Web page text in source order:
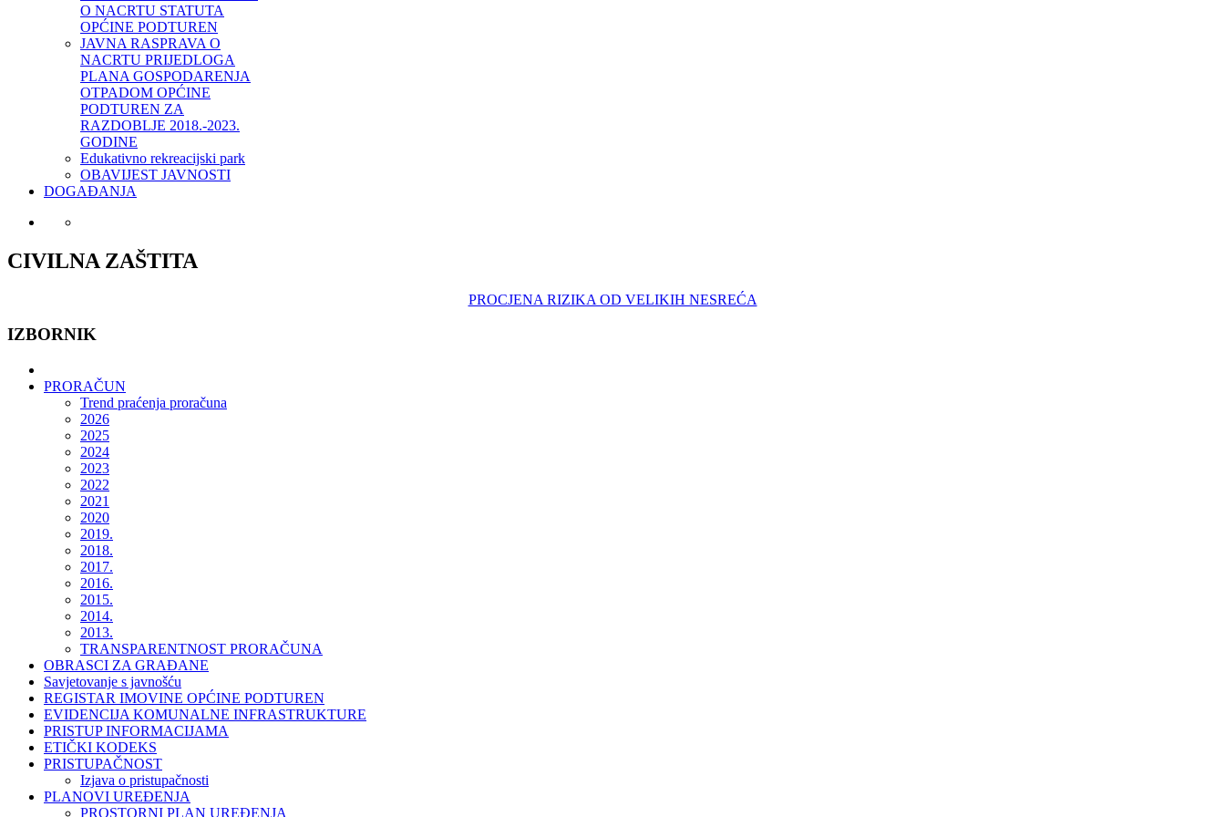
O NACRTU STATUTA
OPĆINE PODTUREN
JAVNA RASPRAVA O
NACRTU PRIJEDLOGA
PLANA GOSPODARENJA
OTPADOM OPĆINE
PODTUREN ZA
RAZDOBLJE 2018.-2023.
GODINE
Edukativno rekreacijski park
OBAVIJEST JAVNOSTI
DOGAĐANJA
CIVILNA ZAŠTITA
PROCJENA RIZIKA OD VELIKIH NESREĆA
IZBORNIK
PRORAČUN
Trend praćenja proračuna
2026
2025
2024
2023
2022
2021
2020
2019.
2018.
2017.
2016.
2015.
2014.
2013.
TRANSPARENTNOST PRORAČUNA
OBRASCI ZA GRAĐANE
Savjetovanje s javnošću
REGISTAR IMOVINE OPĆINE PODTUREN
EVIDENCIJA KOMUNALNE INFRASTRUKTURE
PRISTUP INFORMACIJAMA
ETIČKI KODEKS
PRISTUPAČNOST
Izjava o pristupačnosti
PLANOVI UREĐENJA
PROSTORNI PLAN UREĐENJA